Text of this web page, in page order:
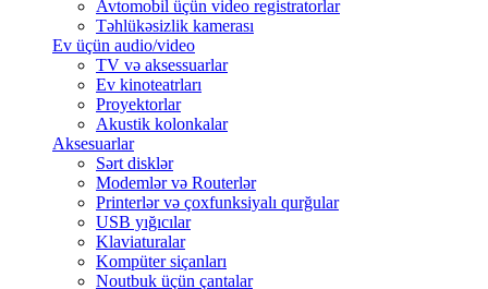
Avtomobil üçün video registratorlar
Təhlükəsizlik kamerası
Ev üçün audio/video
TV və aksessuarlar
Ev kinoteatrları
Proyektorlar
Akustik kolonkalar
Aksesuarlar
Sərt disklər
Modemlər və Routerlər
Printerlər və çoxfunksiyalı qurğular
USB yığıcılar
Klaviaturalar
Kompüter siçanları
Noutbuk üçün çantalar